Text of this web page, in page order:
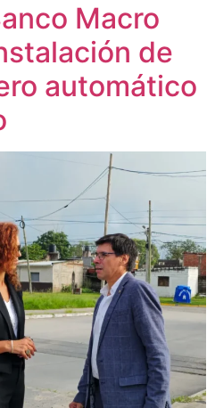
Macro
de
automático